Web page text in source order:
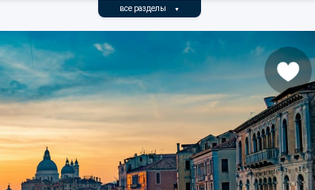
все разделы ▼